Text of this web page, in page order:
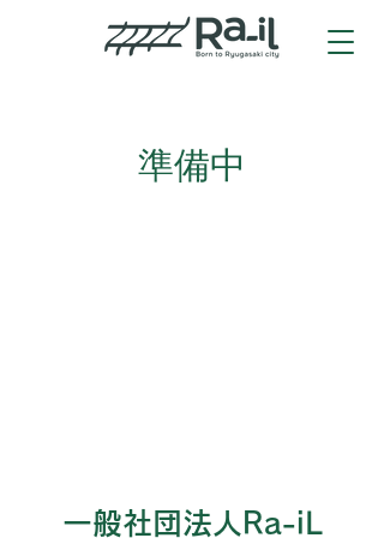
準備中
一般社団法人Ra-iL